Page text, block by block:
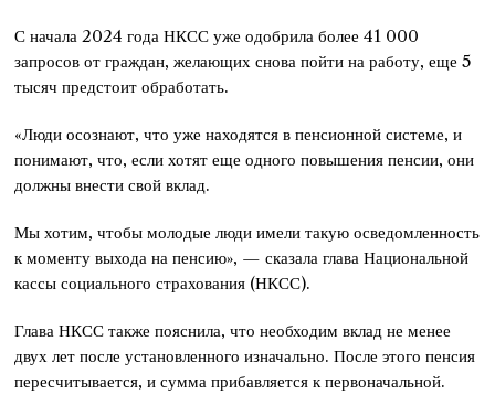
С начала 2024 года НКСС уже одобрила более 41 000
запросов от граждан, желающих снова пойти на работу, еще 5
тысяч предстоит обработать.
«Люди осознают, что уже находятся в пенсионной системе, и
понимают, что, если хотят еще одного повышения пенсии, они
должны внести свой вклад.
Мы хотим, чтобы молодые люди имели такую осведомленность
к моменту выхода на пенсию», — сказала глава Национальной
кассы социального страхования (НКСС).
Глава НКСС также пояснила, что необходим вклад не менее
двух лет после установленного изначально. После этого пенсия
пересчитывается, и сумма прибавляется к первоначальной.